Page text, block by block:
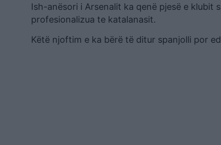
Ish-anësori i Arsenalit ka qenë pjesë e klubit
profesionalizua te katalanasit.
Këtë njoftim e ka bërë të ditur spanjolli por